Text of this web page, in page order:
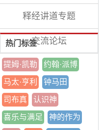
释经讲道专题
交流论坛
热门标签
提姆·凯勒 约翰·派博
马太·亨利 钟马田
司布真 认识神
喜乐与满足 神的作为